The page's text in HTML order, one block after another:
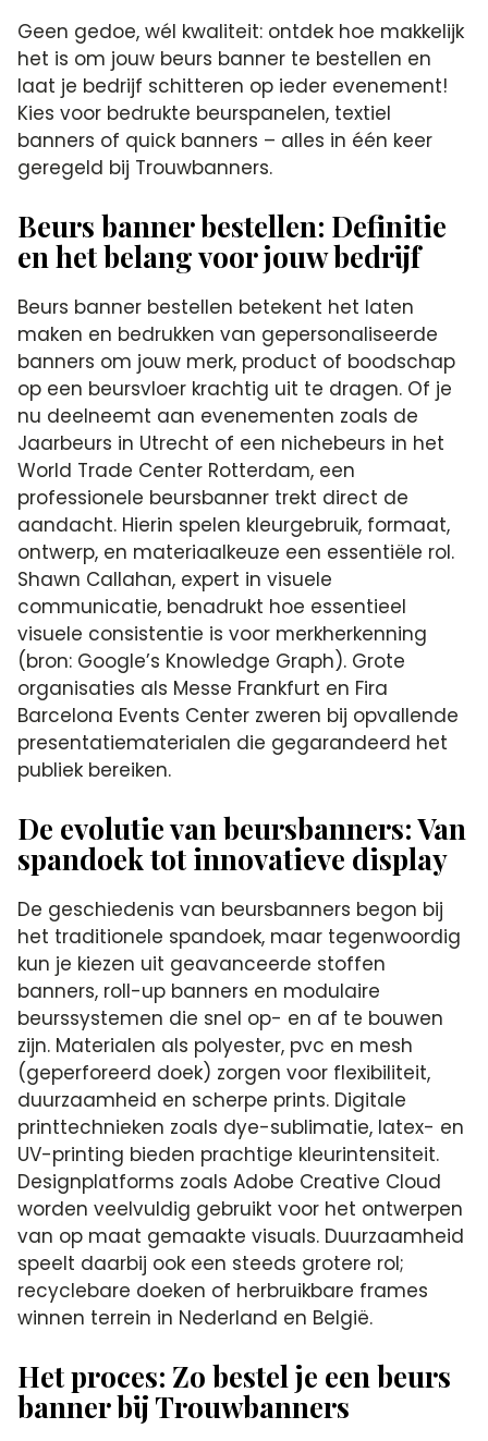
Geen gedoe, wél kwaliteit: ontdek hoe makkelijk
het is om jouw beurs banner te bestellen en
laat je bedrijf schitteren op ieder evenement!
Kies voor bedrukte beurspanelen, textiel
banners of quick banners – alles in één keer
geregeld bij Trouwbanners.
Beurs banner bestellen: Definitie
en het belang voor jouw bedrijf
Beurs banner bestellen betekent het laten
maken en bedrukken van gepersonaliseerde
banners om jouw merk, product of boodschap
op een beursvloer krachtig uit te dragen. Of je
nu deelneemt aan evenementen zoals de
Jaarbeurs in Utrecht of een nichebeurs in het
World Trade Center Rotterdam, een
professionele beursbanner trekt direct de
aandacht. Hierin spelen kleurgebruik, formaat,
ontwerp, en materiaalkeuze een essentiële rol.
Shawn Callahan, expert in visuele
communicatie, benadrukt hoe essentieel
visuele consistentie is voor merkherkenning
(bron: Google’s Knowledge Graph). Grote
organisaties als Messe Frankfurt en Fira
Barcelona Events Center zweren bij opvallende
presentatiematerialen die gegarandeerd het
publiek bereiken.
De evolutie van beursbanners: Van
spandoek tot innovatieve display
De geschiedenis van beursbanners begon bij
het traditionele spandoek, maar tegenwoordig
kun je kiezen uit geavanceerde stoffen
banners, roll-up banners en modulaire
beurssystemen die snel op- en af te bouwen
zijn. Materialen als polyester, pvc en mesh
(geperforeerd doek) zorgen voor flexibiliteit,
duurzaamheid en scherpe prints. Digitale
printtechnieken zoals dye-sublimatie, latex- en
UV-printing bieden prachtige kleurintensiteit.
Designplatforms zoals Adobe Creative Cloud
worden veelvuldig gebruikt voor het ontwerpen
van op maat gemaakte visuals. Duurzaamheid
speelt daarbij ook een steeds grotere rol;
recyclebare doeken of herbruikbare frames
winnen terrein in Nederland en België.
Het proces: Zo bestel je een beurs
banner bij Trouwbanners